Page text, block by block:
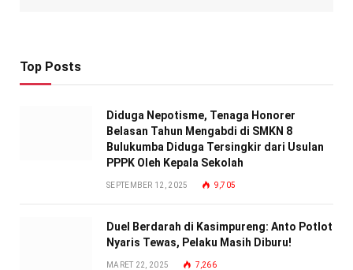
Top Posts
Diduga Nepotisme, Tenaga Honorer
Belasan Tahun Mengabdi di SMKN 8
Bulukumba Diduga Tersingkir dari Usulan
PPPK Oleh Kepala Sekolah
SEPTEMBER 12, 2025 9,705
Duel Berdarah di Kasimpureng: Anto Potlot
Nyaris Tewas, Pelaku Masih Diburu!
MARET 22, 2025 7,266